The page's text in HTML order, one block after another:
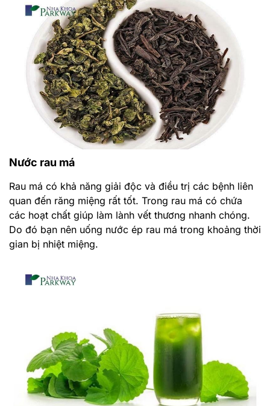
Nước rau má
Rau má có khả năng giải độc và điều trị các bệnh liên
quan đến răng miệng rất tốt. Trong rau má có chứa
các hoạt chất giúp làm lành vết thương nhanh chóng.
Do đó bạn nên uống nước ép rau má trong khoảng thời
gian bị nhiệt miệng.